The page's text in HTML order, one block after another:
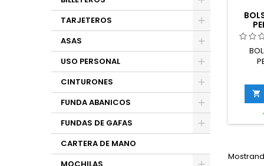
TARJETEROS
ASAS
USO PERSONAL
CINTURONES
FUNDA ABANICOS
FUNDAS DE GAFAS
CARTERA DE MANO
